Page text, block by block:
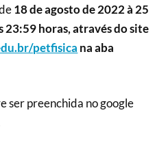
18 de agosto de 2022 à 25
23:59 horas, através do site
petfisica na aba
ser preenchida no google